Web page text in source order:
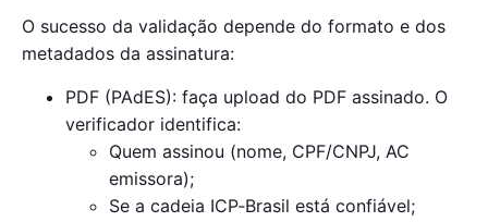
O sucesso da validação depende do formato e dos
metadados da assinatura:
PDF (PAdES): faça upload do PDF assinado. O
verificador identifica:
Quem assinou (nome, CPF/CNPJ, AC
emissora);
Se a cadeia ICP‑Brasil está confiável;